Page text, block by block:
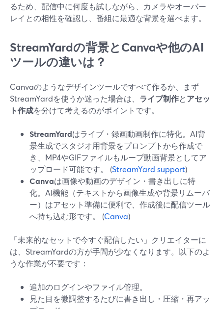
るため、配信中に何度も試しながら、カメラやオーバー
レイとの相性を確認し、番組に最適な背景を選べます。
StreamYardの背景とCanvaや他のAI
ツールの違いは？
Canvaのようなデザインツールですべて作るか、まず
StreamYardを使うか迷った場合は、 ライブ制作とアセッ
ト作成を分けて考えるのがポイントです。
StreamYardはライブ・録画動画制作に特化。AI背
景生成でスタジオ用背景をプロンプトから作成で
き、MP4やGIFファイルもループ動画背景としてア
ップロード可能です。 (StreamYard support)
Canvaは画像や動画のデザイン・書き出しに特
化。AI機能（テキストから画像生成や背景リムーバ
ー）はアセット準備に便利で、作成後に配信ツール
へ持ち込む形です。 (Canva)
「未来的なセットで今すぐ配信したい」クリエイターに
は、StreamYardの方が手間が少なくなります。以下のよ
うな作業が不要です：
追加のログインやファイル管理。
見た目を微調整するたびに書き出し・圧縮・再アッ